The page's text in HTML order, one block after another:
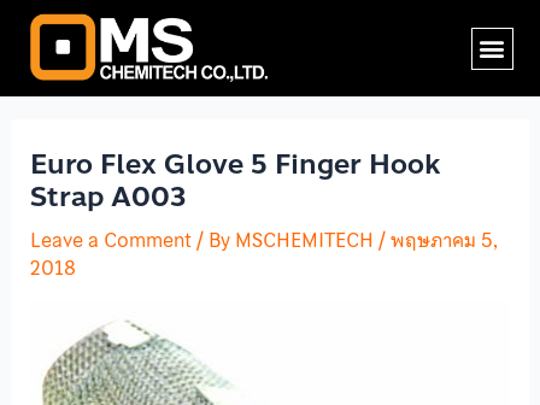
Skip
content
Euro Flex Glove 5 Finger Hook
Strap A003
Leave a Comment/ ByMSCHEMITECH /พฤษภาคม 5,
2018
Post
navigation